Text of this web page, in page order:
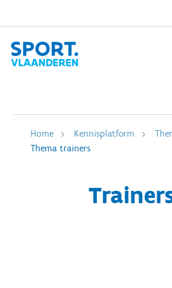
Home Kennisplatform
Thema trainers